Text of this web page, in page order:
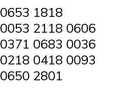
0653 1818
0053 2118 0606
0371 0683 0036
0218 0418 0093
0650 2801